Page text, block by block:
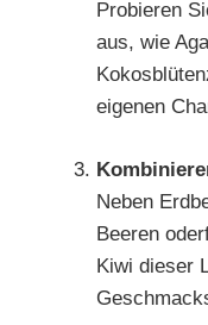
Probieren
aus, wie
eigenen
Neben
Beeren
Kiwi dieser